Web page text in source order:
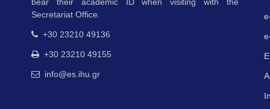
Secretariat Office.
+30 23210 49136
+30 23210 49155
info@es.ihu.gr